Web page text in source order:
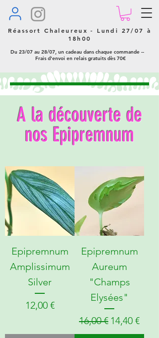
Réassort Chaleureux - Lundi 27/07 à
18h00
Du 23/07 au 28/07, un cadeau dans chaque commande --
Frais d'envoi en relais gratuits dès 70€
A la découverte de
nos Epipremnum
Epipremnum
Amplissimum
Silver
Prix
12,00 €
Epipremnum
Aureum
"Champs
Elysées"
Prix original
16,00 € Prix
14,40 €